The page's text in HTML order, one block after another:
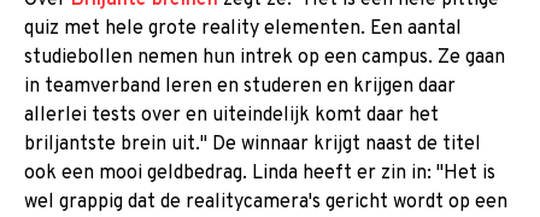
quiz met hele grote reality elementen. Een aantal
studiebollen nemen hun intrek op een campus. Ze gaan
in teamverband leren en studeren en krijgen daar
allerlei tests over en uiteindelijk komt daar het
briljantste brein uit." De winnaar krijgt naast de titel
ook een mooi geldbedrag. Linda heeft er zin in: "Het is
wel grappig dat de realitycamera's gericht wordt op een